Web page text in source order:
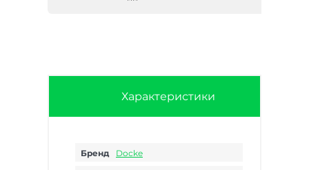
Характеристики
Бренд Docke